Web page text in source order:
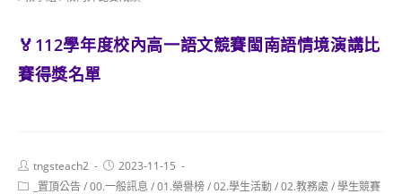
🏅112學年度校內高一語文競賽閩南語情境演講比
賽得獎名單
Post
author:
tngsteach2
Post
published:
2023-11-15
Post _置頂公告/00.一般訊息 /01.榮譽榜/02.學生活動/02.教務處 /學生競賽